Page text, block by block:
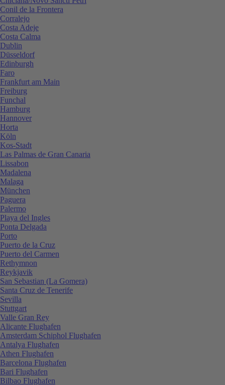
Conil de la Frontera
Corralejo
Costa Adeje
Costa Calma
Dublin
Düsseldorf
Edinburgh
Faro
Frankfurt am Main
Freiburg
Funchal
Hamburg
Hannover
Horta
Köln
Kos-Stadt
Las Palmas de Gran Canaria
Lissabon
Madalena
Malaga
München
Paguera
Palermo
Playa del Ingles
Ponta Delgada
Porto
Puerto de la Cruz
Puerto del Carmen
Rethymnon
Reykjavik
San Sebastian (La Gomera)
Santa Cruz de Tenerife
Sevilla
Stuttgart
Valle Gran Rey
Alicante Flughafen
Amsterdam Schiphol Flughafen
Antalya Flughafen
Athen Flughafen
Barcelona Flughafen
Bari Flughafen
Bilbao Flughafen